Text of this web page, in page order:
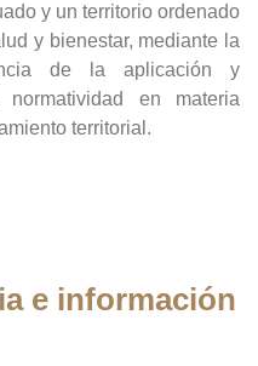
y un territorio ordenado
y bienestar, mediante la
de la aplicación y
en materia
territorial.
e información